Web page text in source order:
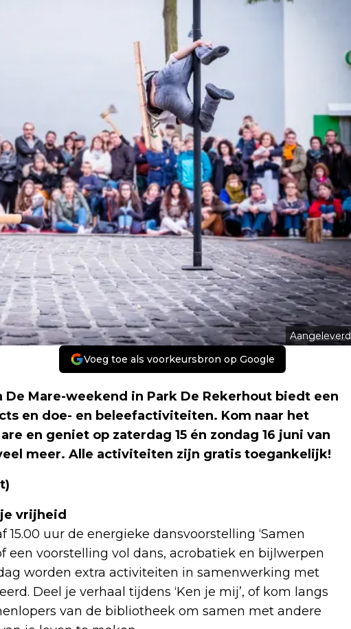
Aangeleverd
Voeg toe als voorkeursbron op Google
Mare-weekend in Park De Rekerhout biedt een
en doe- en beleefactiviteiten. Kom naar het
en geniet op zaterdag 15 én zondag 16 juni van
meer. Alle activiteiten zijn gratis toegankelijk!
vrijheid
uur de energieke dansvoorstelling ‘Samen
een voorstelling vol dans, acrobatiek en bijlwerpen
worden extra activiteiten in samenwerking met
Deel je verhaal tijdens ‘Ken je mij’, of kom langs
van de bibliotheek om samen met andere